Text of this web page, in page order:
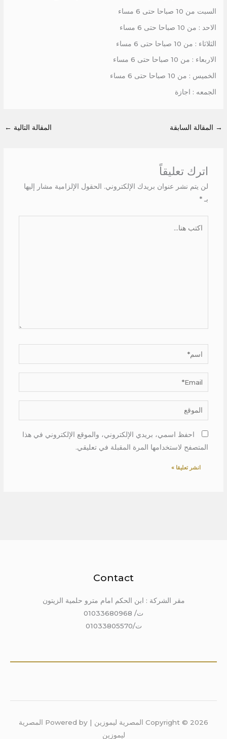
السبت من 10 صباحا حتى 6 مساء
الاحد : من 10 صباحا حتى 6 مساء
الثلاثاء : من 10 صباحا حتى 6 مساء
الاربعاء : من 10 صباحا حتى 6 مساء
الخميس : من 10 صباحا حتى 6 مساء
الجمعه : اجازة
→ المقالة السابقة المقالة التالية ←
اترك تعليقاً
لن يتم نشر عنوان بريدك الإلكتروني. الحقول الإلزامية مشار إليها
بـ *
اسم*
Email*
الموقع
احفظ اسمي، بريدي الإلكتروني، والموقع الإلكتروني في هذا
المتصفح لاستخدامها المرة المقبلة في تعليقي.
Contact
مقر الشركة : ابن الحكم امام مترو حلمية الزيتون
ت/ 01033680968
ت/01033805570
Copyright © 2026 المصرية ليموزين | Powered by المصرية
ليموزين